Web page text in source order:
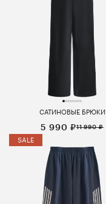
САТИНОВЫЕ БРЮКИ
5 990 ₽11 990 ₽
SALE